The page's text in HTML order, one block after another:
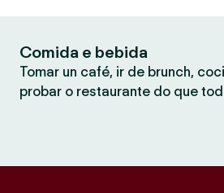
Comida e bebida
Tomar un café, ir de brunch,
probar o restaurante do que